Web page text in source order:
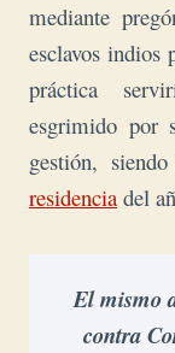
mediante
esclavos indios
práctica
esgrimido por
gestión,
residencia del
El mismo
contra